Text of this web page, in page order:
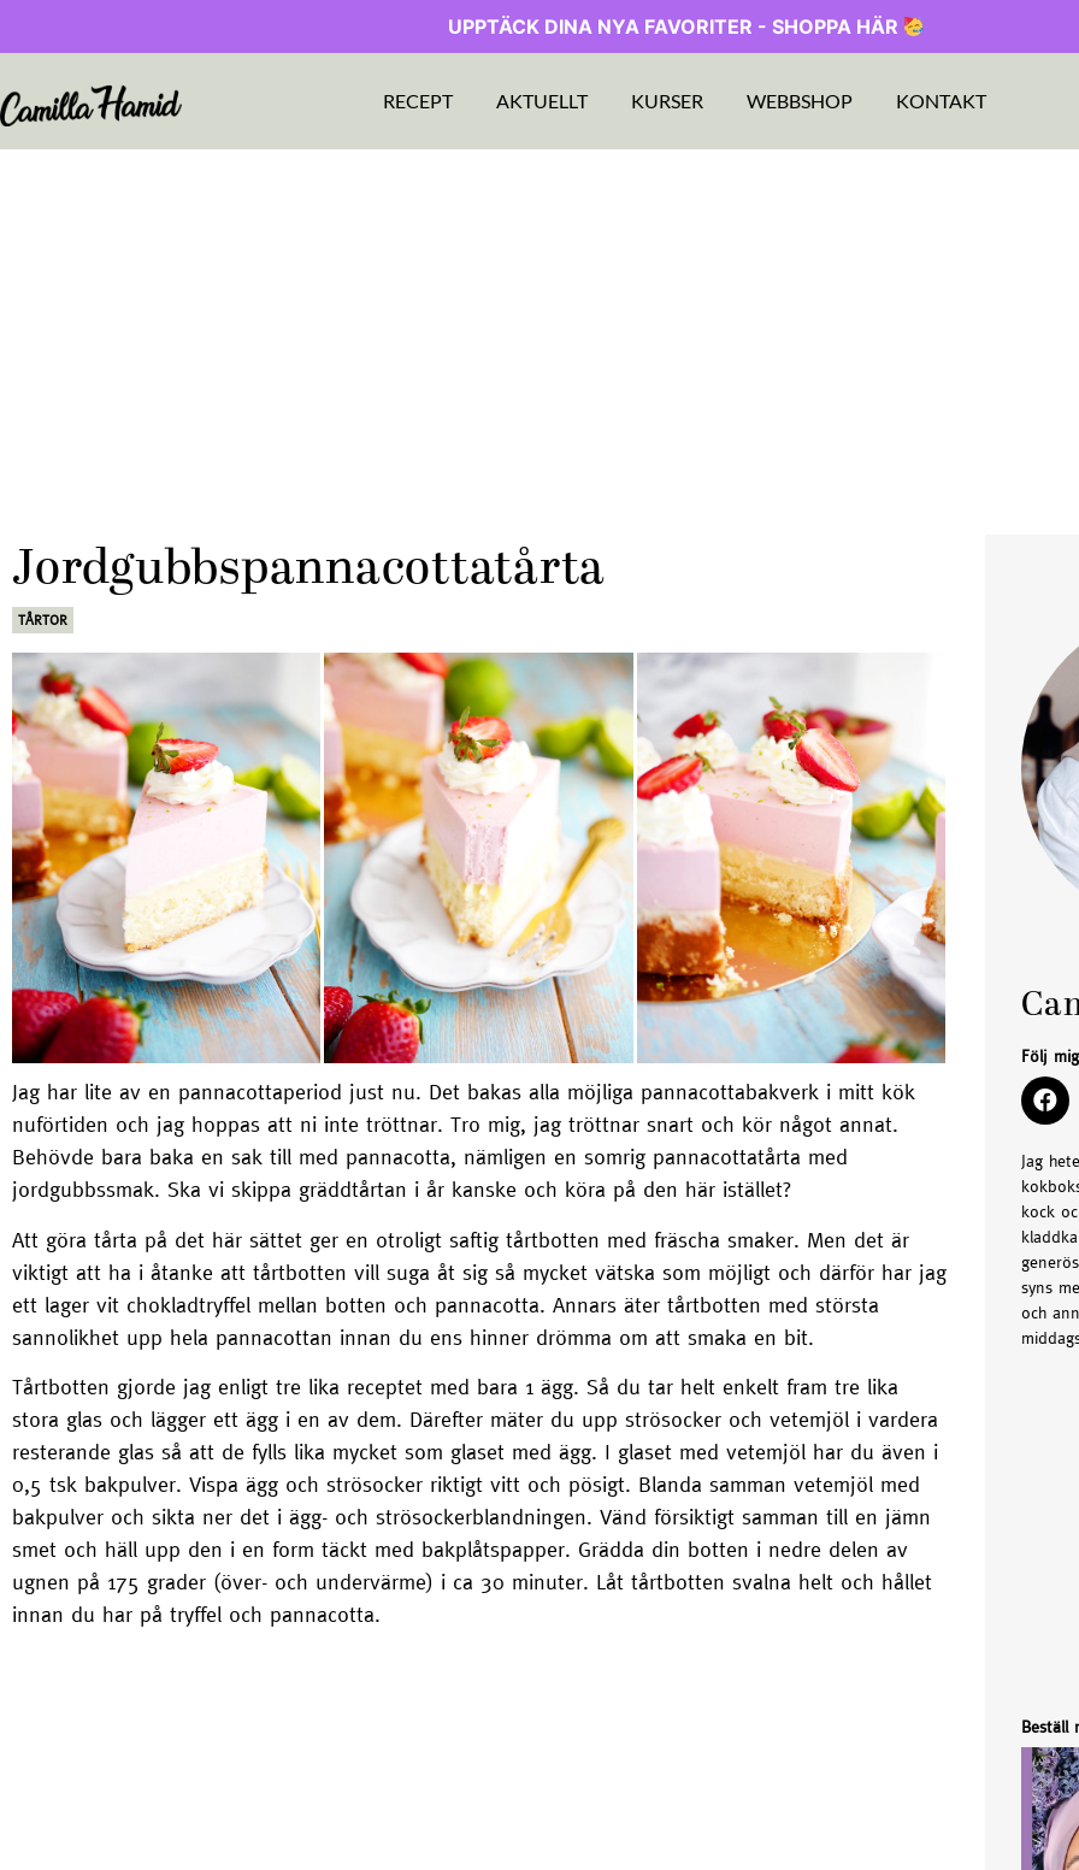
UPPTÄCK DINA NYA FAVORITER - SHOPPA HÄR
RECEPT AKTUELLT KURSER WEBBSHOP KONTAKT
Jordgubbspannacottatårta
TÅRTOR
Jag har lite av en pannacottaperiod just nu. Det bakas alla möjliga pannacottabakverk i mitt kök
nuförtiden och jag hoppas att ni inte tröttnar. Tro mig, jag tröttnar snart och kör något annat.
Behövde bara baka en sak till med pannacotta, nämligen en somrig pannacottatårta med
jordgubbssmak. Ska vi skippa gräddtårtan i år kanske och köra på den här istället?
Att göra tårta på det här sättet ger en otroligt saftig tårtbotten med fräscha smaker. Men det är
viktigt att ha i åtanke att tårtbotten vill suga åt sig så mycket vätska som möjligt och därför har jag
ett lager vit chokladtryffel mellan botten och pannacotta. Annars äter tårtbotten med största
sannolikhet upp hela pannacottan innan du ens hinner drömma om att smaka en bit.
Tårtbotten gjorde jag enligt tre lika receptet med bara 1 ägg. Så du tar helt enkelt fram tre lika
stora glas och lägger ett ägg i en av dem. Därefter mäter du upp strösocker och vetemjöl i vardera
resterande glas så att de fylls lika mycket som glaset med ägg. I glaset med vetemjöl har du även i
0,5 tsk bakpulver. Vispa ägg och strösocker riktigt vitt och pösigt. Blanda samman vetemjöl med
bakpulver och sikta ner det i ägg- och strösockerblandningen. Vänd försiktigt samman till en jämn
smet och häll upp den i en form täckt med bakplåtspapper. Grädda din botten i nedre delen av
ugnen på 175 grader (över- och undervärme) i ca 30 minuter. Låt tårtbotten svalna helt och hållet
innan du har på tryffel och pannacotta.
Följ
Jag
kock
syns
och
Beställ